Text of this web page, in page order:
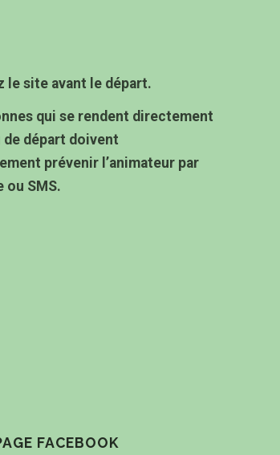
le site avant le départ.
qui se rendent directement
de départ doivent
prévenir l’animateur par
ou SMS.
FACEBOOK